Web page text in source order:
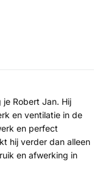
Robert Jan. Hij
en ventilatie in de
en perfect
hij verder dan alleen
en afwerking in